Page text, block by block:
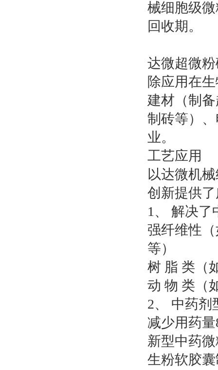
械细胞级
回收期。
达微超微
除应用在
建材（制
制砖等）
业。
工艺应用
以达微机
创新提供
1、 解决了
强纤维性
等）
树 脂 类
动 物 类（
2、 中药剂
减少用药
新型中
生粉软胶